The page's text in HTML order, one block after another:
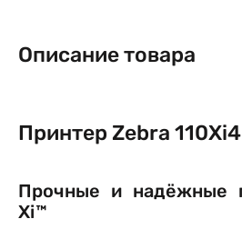
Описание товара
Принтер Zebra 110Xi4
Прочные и надёжные
Xi™